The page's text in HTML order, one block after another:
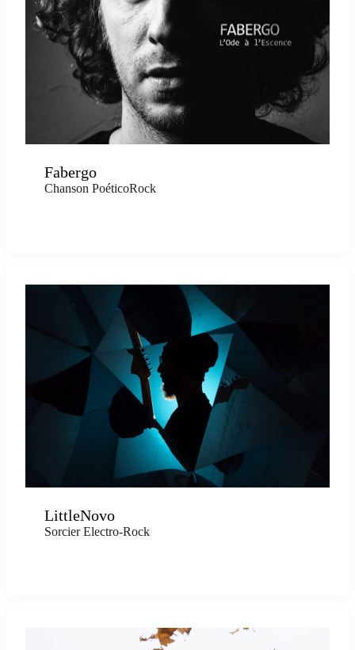
Fabergo
Chanson PoéticoRock
LittleNovo
Sorcier Electro-Rock